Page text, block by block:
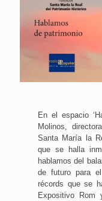
En el espacio
Molinos,
Santa María la
que se halla
hablamos del
de futuro para
récords que se
Expositivo Rom